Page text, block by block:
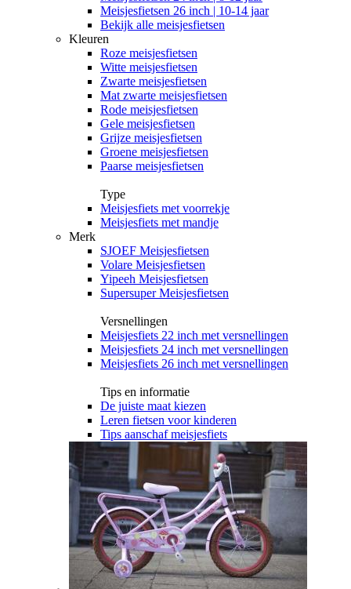
Meisjesfietsen 26 inch | 10-14 jaar
Bekijk alle meisjesfietsen
Kleuren
Roze meisjesfietsen
Witte meisjesfietsen
Zwarte meisjesfietsen
Mat zwarte meisjesfietsen
Rode meisjesfietsen
Gele meisjesfietsen
Grijze meisjesfietsen
Groene meisjesfietsen
Paarse meisjesfietsen
Type
Meisjesfiets met voorrekje
Meisjesfiets met mandje
Merk
SJOEF Meisjesfietsen
Volare Meisjesfietsen
Yipeeh Meisjesfietsen
Supersuper Meisjesfietsen
Versnellingen
Meisjesfiets 22 inch met versnellingen
Meisjesfiets 24 inch met versnellingen
Meisjesfiets 26 inch met versnellingen
Tips en informatie
De juiste maat kiezen
Leren fietsen voor kinderen
Tips aanschaf meisjesfiets